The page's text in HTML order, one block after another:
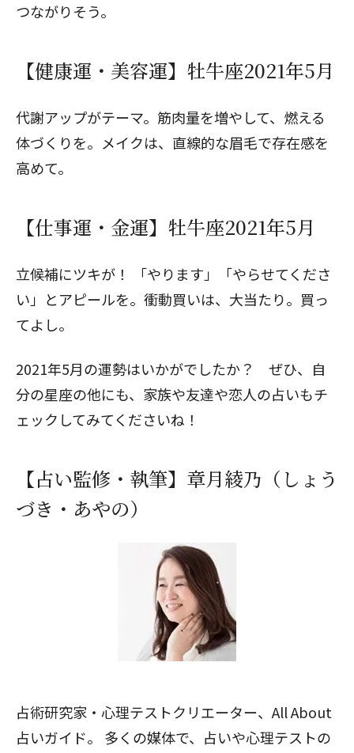
つながりそう。
【健康運・美容運】牡牛座2021年5月
代謝アップがテーマ。筋肉量を増やして、燃える
体づくりを。メイクは、直線的な眉毛で存在感を
高めて。
【仕事運・金運】牡牛座2021年5月
立候補にツキが！ 「やります」「やらせてくださ
い」とアピールを。衝動買いは、大当たり。買っ
てよし。
2021年5月の運勢はいかがでしたか？ ぜひ、自
分の星座の他にも、家族や友達や恋人の占いもチ
ェックしてみてくださいね！
【占い監修・執筆】章月綾乃（しょう
づき・あやの）
占術研究家・心理テストクリエーター、All About
占いガイド。 多くの媒体で、占いや心理テストの